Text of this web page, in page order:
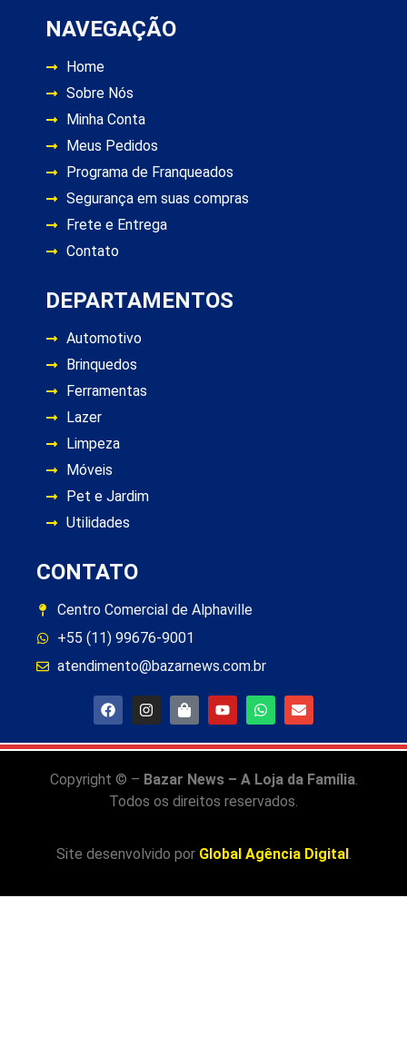
NAVEGAÇÃO
Home
Sobre Nós
Minha Conta
Meus Pedidos
Programa de Franqueados
Segurança em suas compras
Frete e Entrega
Contato
DEPARTAMENTOS
Automotivo
Brinquedos
Ferramentas
Lazer
Limpeza
Móveis
Pet e Jardim
Utilidades
CONTATO
Centro Comercial de Alphaville
+55 (11) 99676-9001
atendimento@bazarnews.com.br
Copyright © – Bazar News – A Loja da Família.
Todos os direitos reservados.
Site desenvolvido por Global Agência Digital.